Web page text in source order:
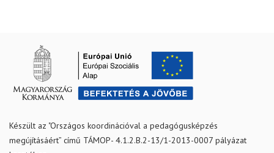
Készült az "Országos koordinációval a pedagógusképzés
megújításáért” című TÁMOP- 4.1.2.B.2-13/1-2013-0007 pályázat